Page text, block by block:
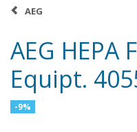
AEG
AEG HEPA
Equipt.
-9%